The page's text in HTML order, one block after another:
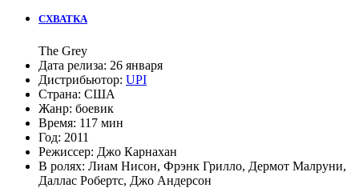
СХВАТКА
The Grey
Дата релиза: 26 января
Дистрибьютор: UPI
Страна: США
Жанр: боевик
Время: 117 мин
Год: 2011
Режиссер: Джо Карнахан
В ролях: Лиам Нисон, Фрэнк Грилло, Дермот Малруни,
Даллас Робертс, Джо Андерсон